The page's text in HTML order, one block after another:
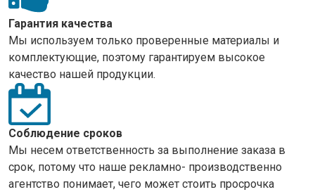
Гарантия качества
Мы используем только проверенные материалы и
комплектующие, поэтому гарантируем высокое
качество нашей продукции.
Соблюдение сроков
Мы несем ответственность за выполнение заказа в
срок, потому что наше рекламно- производственно
агентство понимает, чего может стоить просрочка